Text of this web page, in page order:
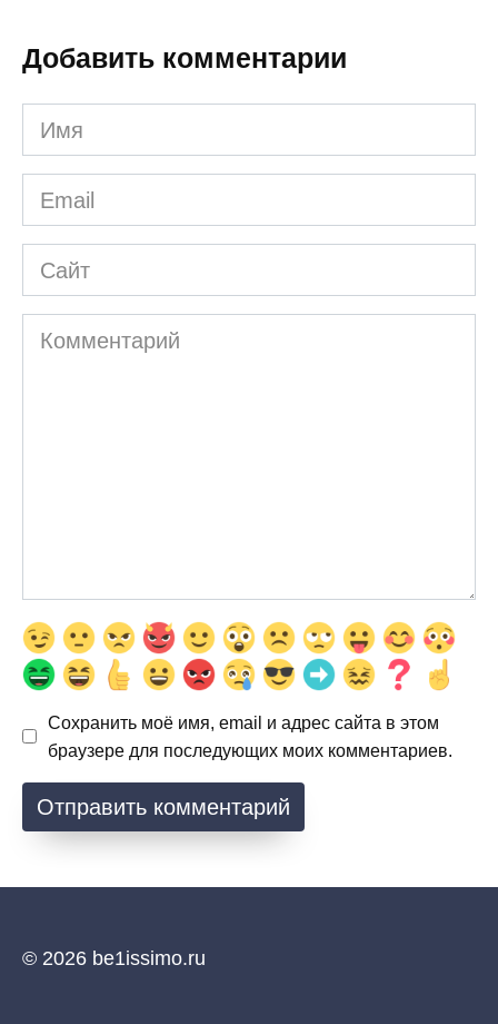
Добавить комментарии
Имя
*
Email
*
Сайт
Комментарий
Сохранить моё имя, email и адрес сайта в этом
браузере для последующих моих комментариев.
© 2026 be1issimo.ru